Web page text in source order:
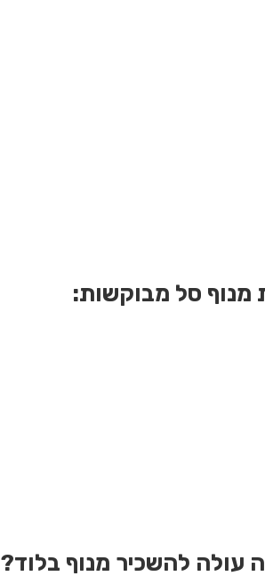
מנוף סל מבוקשות:
עולה להשכיר מנוף בלוד?